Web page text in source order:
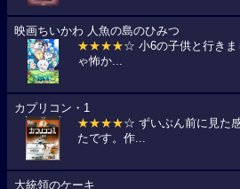
映画ちいかわ 人魚の島のひみつ
★★★★☆ 小6の子供と行きま
ゃ怖か...
カプリコン・1
★★★★☆ ずいぶん前に見た
たです。作...
大統領のケーキ